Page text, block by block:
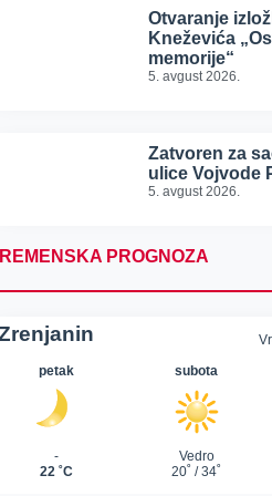
Otvaranje
Kneževića
memorije“
5. avgust 2026.
Zatvoren za
ulice Vojvode
5. avgust 2026.
PROGNOZA